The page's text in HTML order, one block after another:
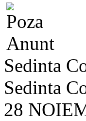
Sedinta
Sedinta
28